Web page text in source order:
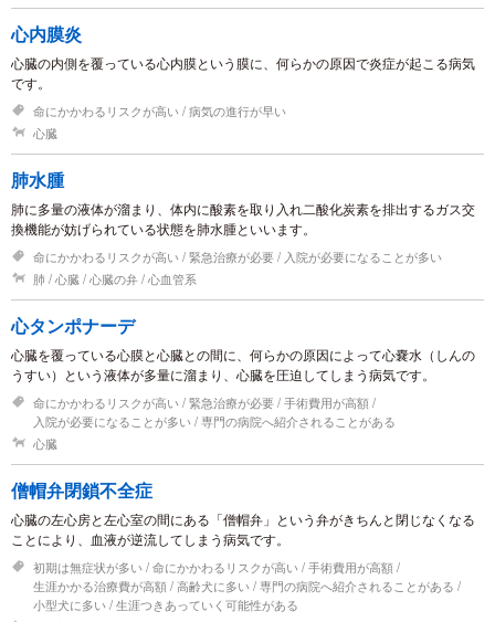
心内膜炎
心臓の内側を覆っている心内膜という膜に、何らかの原因で炎症が起こる病気
です。
命にかかわるリスクが高い 病気の進行が早い
心臓
肺水腫
肺に多量の液体が溜まり、体内に酸素を取り入れ二酸化炭素を排出するガス交
換機能が妨げられている状態を肺水腫といいます。
命にかかわるリスクが高い 緊急治療が必要
入院が必要になることが多い
肺
心臓 心臓の弁 心血管系
心タンポナーデ
心臓を覆っている心膜と心臓との間に、何らかの原因によって心嚢水（しんの
うすい）という液体が多量に溜まり、心臓を圧迫してしまう病気です。
命にかかわるリスクが高い 緊急治療が必要 手術費用が高額
入院が必要になることが多い 専門の病院へ紹介されることがある
心臓
僧帽弁閉鎖不全症
心臓の左心房と左心室の間にある「僧帽弁」という弁がきちんと閉じなくなる
ことにより、血液が逆流してしまう病気です。
初期は無症状が多い 命にかかわるリスクが高い 手術費用が高額
生涯かかる治療費が高額 高齢犬に多い 専門の病院へ紹介されることがある
小型犬に多い 生涯つきあっていく可能性がある